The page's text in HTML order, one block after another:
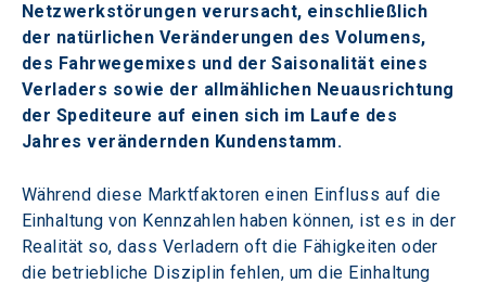
Netzwerkstörungen verursacht, einschließlich
der natürlichen Veränderungen des Volumens,
des Fahrwegemixes und der Saisonalität eines
Verladers sowie der allmählichen Neuausrichtung
der Spediteure auf einen sich im Laufe des
Jahres verändernden Kundenstamm.
Während diese Marktfaktoren einen Einfluss auf die
Einhaltung von Kennzahlen haben können, ist es in der
Realität so, dass Verladern oft die Fähigkeiten oder
die betriebliche Disziplin fehlen, um die Einhaltung